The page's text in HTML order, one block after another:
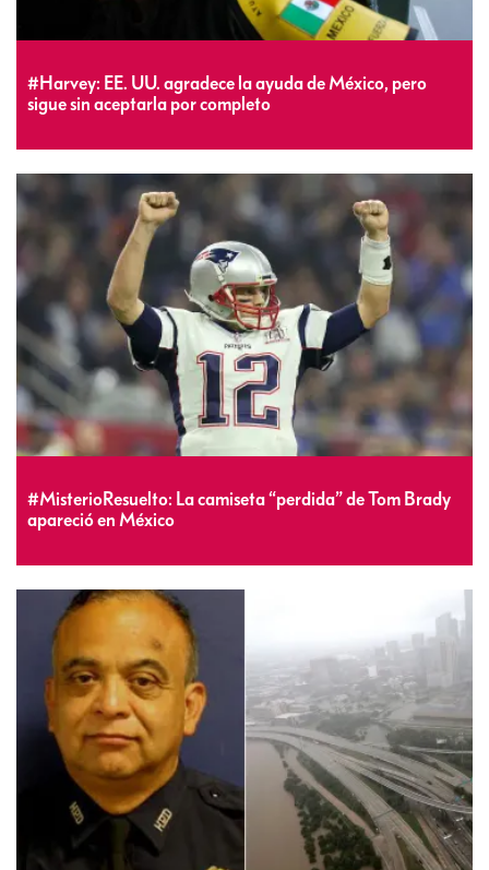
#Harvey: EE. UU. agradece la ayuda de México, pero
sigue sin aceptarla por completo
#MisterioResuelto: La camiseta “perdida” de Tom Brady
apareció en México